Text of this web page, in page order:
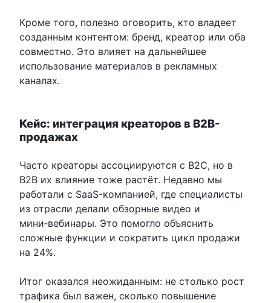
Кроме того, полезно оговорить, кто владеет
созданным контентом: бренд, креатор или оба
совместно. Это влияет на дальнейшее
использование материалов в рекламных
каналах.
Кейс: интеграция креаторов в B2B-
продажах
Часто креаторы ассоциируются с B2C, но в
B2B их влияние тоже растёт. Недавно мы
работали с SaaS-компанией, где специалисты
из отрасли делали обзорные видео и
мини‑вебинары. Это помогло объяснить
сложные функции и сократить цикл продажи
на 24%.
Итог оказался неожиданным: не столько рост
трафика был важен, сколько повышение